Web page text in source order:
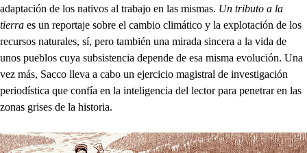
adaptación de los nativos al trabajo en las mismas. Un tributo a la
tierra es un reportaje sobre el cambio climático y la explotación de los
recursos naturales, sí, pero también una mirada sincera a la vida de
unos pueblos cuya subsistencia depende de esa misma evolución. Una
vez más, Sacco lleva a cabo un ejercicio magistral de investigación
periodística que confía en la inteligencia del lector para penetrar en las
zonas grises de la historia.